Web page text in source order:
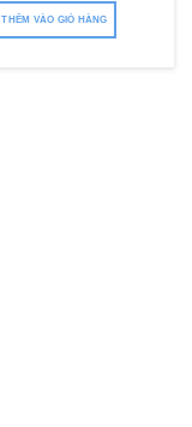
THÊM VÀO GIỎ HÀNG